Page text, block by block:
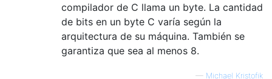
compilador de C llama un byte. La cantidad
de bits en un byte C varía según la
arquitectura de su máquina. También se
garantiza que sea al menos 8.
— Michael Kristofik